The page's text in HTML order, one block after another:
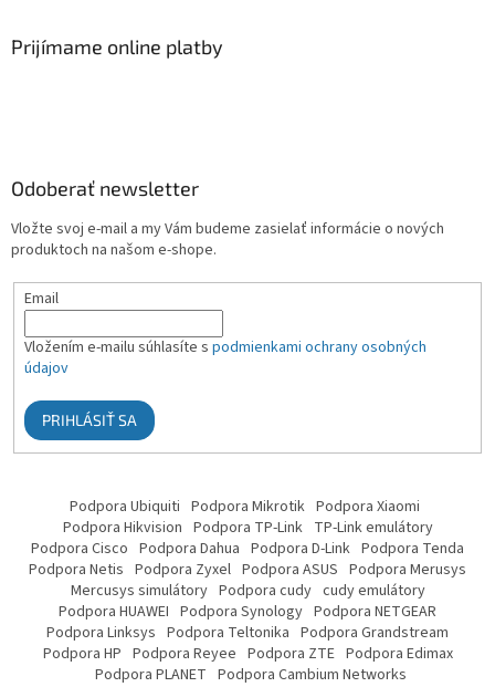
Prijímame online platby
Odoberať newsletter
Vložte svoj e-mail a my Vám budeme zasielať informácie o nových
produktoch na našom e-shope.
Email
Vložením e-mailu súhlasíte s podmienkami ochrany osobných
údajov
PRIHLÁSIŤ SA
Podpora Ubiquiti Podpora Mikrotik Podpora Xiaomi
Podpora Hikvision Podpora TP-Link TP-Link emulátory
Podpora Cisco Podpora Dahua Podpora D-Link Podpora Tenda
Podpora Netis Podpora Zyxel Podpora ASUS Podpora Merusys
Mercusys simulátory Podpora cudy cudy emulátory
Podpora HUAWEI Podpora Synology Podpora NETGEAR
Podpora Linksys Podpora Teltonika Podpora Grandstream
Podpora HP Podpora Reyee Podpora ZTE Podpora Edimax
Podpora PLANET Podpora Cambium Networks